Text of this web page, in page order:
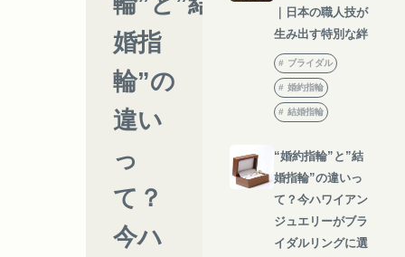
婚指
輪”の
違い
っ
て？
今ハ
｜日本の職人技が
生み出す特別な絆
ブライダル
婚約指輪
結婚指輪
“婚約指輪”と”結
婚指輪”の違いっ
て？今ハワイアン
ジュエリーがブラ
イダルリングに選